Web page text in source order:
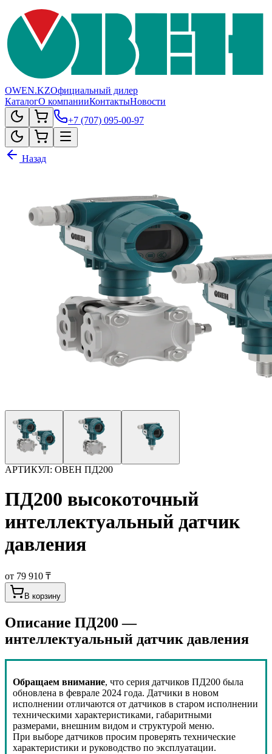
OWEN.KZОфициальный дилер
КаталогО компанииКонтактыНовости
+7 (707) 095-00-97
Назад
АРТИКУЛ: ОВЕН ПД200
ПД200 высокоточный
интеллектуальный датчик
давления
от 79 910 ₸
В корзину
Описание ПД200 —
интеллектуальный датчик давления
Обращаем внимание, что серия датчиков ПД200 была
обновлена в феврале 2024 года. Датчики в новом
исполнении отличаются от датчиков в старом исполнении
техническими характеристиками, габаритными
размерами, внешним видом и структурой меню.
При выборе датчиков просим проверять технические
характеристики и руководство по эксплуатации.